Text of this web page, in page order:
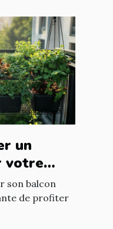
un
votre
son balcon
de profiter